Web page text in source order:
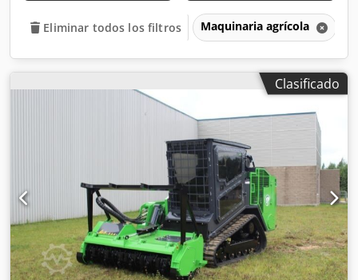
Eliminar todos los filtros Maquinaria agrícola
Clasificado